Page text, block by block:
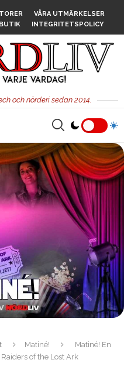
VÅRA UTMÄRKELSER
INTEGRITETSPOLICY
och nörderi sedan 2014.
Matiné!
Matiné! En
of the Lost Ark